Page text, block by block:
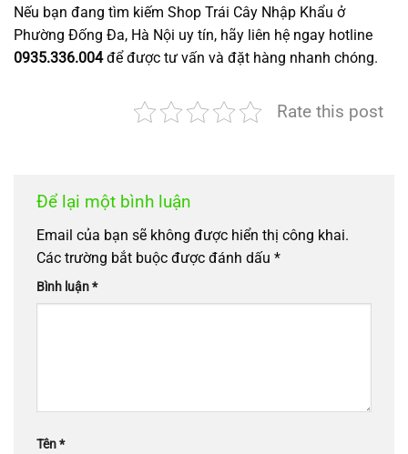
Nếu bạn đang tìm kiếm Shop Trái Cây Nhập Khẩu ở
Phường Đống Đa, Hà Nội uy tín, hãy liên hệ ngay hotline
0935.336.004để được tư vấn và đặt hàng nhanh chóng.
Rate this post
Để lại một bình luận
Email của bạn sẽ không được hiển thị công khai.
Các trường bắt buộc được đánh dấu *
Bình luận*
Tên*